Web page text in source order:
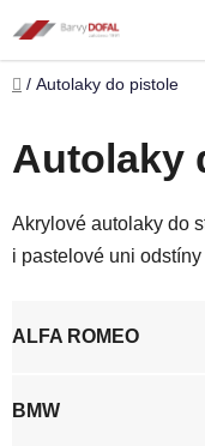
na
obsah
Domů
/ Autolaky do pistole
Autolaky
Akrylové autolaky do
i pastelové uni
ALFA ROMEO
BMW